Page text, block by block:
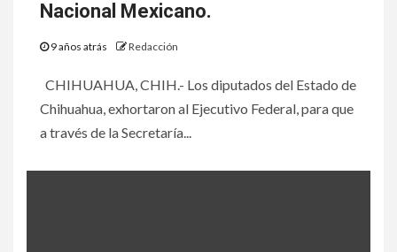
Nacional Mexicano.
9 años atrás Redacción
CHIHUAHUA, CHIH.- Los diputados del Estado de
Chihuahua, exhortaron al Ejecutivo Federal, para que
a través de la Secretaría...